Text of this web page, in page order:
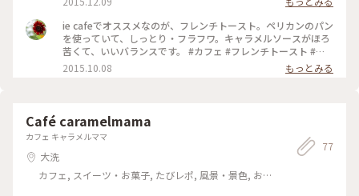
ie cafeでオススメなのが、フレンチトースト。ペリカンのパン
を使っていて、しっとり・フラフワ。キャラメルソースがほろ
苦くて、いいバランスです。 #カフェ #フレンチトースト #水
戸
2015.10.08 もっとみる
Café caramelmama
カフェ キャラメルママ
大洗
カフェ, スイーツ・お菓子, たびレポ, 風景・景色, お
77